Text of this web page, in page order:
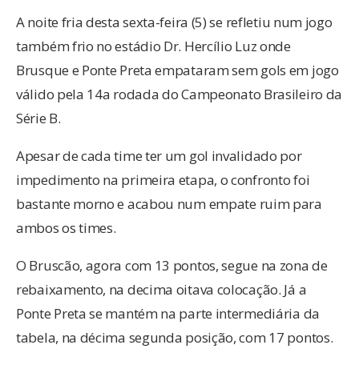
A noite fria desta sexta-feira (5) se refletiu num jogo
também frio no estádio Dr. Hercílio Luz onde
Brusque e Ponte Preta empataram sem gols em jogo
válido pela 14a rodada do Campeonato Brasileiro da
Série B.
Apesar de cada time ter um gol invalidado por
impedimento na primeira etapa, o confronto foi
bastante morno e acabou num empate ruim para
ambos os times.
O Bruscão, agora com 13 pontos, segue na zona de
rebaixamento, na decima oitava colocação. Já a
Ponte Preta se mantém na parte intermediária da
tabela, na décima segunda posição, com 17 pontos.